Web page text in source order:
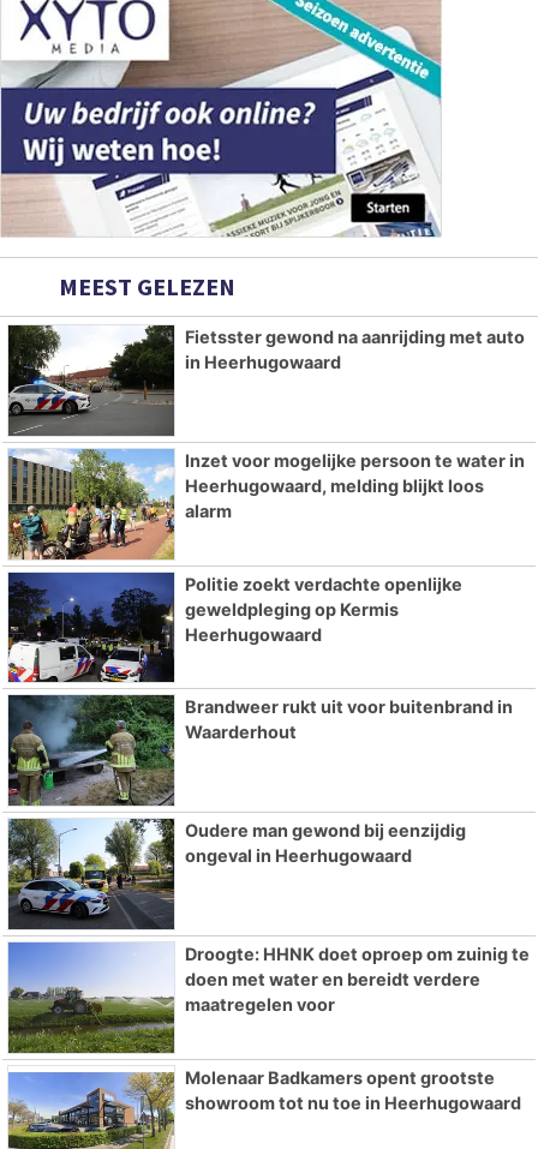
MEEST GELEZEN
Fietsster gewond na aanrijding met auto
in Heerhugowaard
Inzet voor mogelijke persoon te water in
Heerhugowaard, melding blijkt loos
alarm
Politie zoekt verdachte openlijke
geweldpleging op Kermis
Heerhugowaard
Brandweer rukt uit voor buitenbrand in
Waarderhout
Oudere man gewond bij eenzijdig
ongeval in Heerhugowaard
Droogte: HHNK doet oproep om zuinig te
doen met water en bereidt verdere
maatregelen voor
Molenaar Badkamers opent grootste
showroom tot nu toe in Heerhugowaard